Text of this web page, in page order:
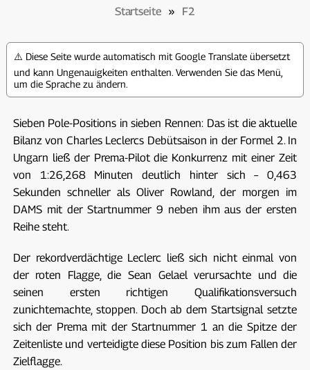
Startseite » F2
⚠️ Diese Seite wurde automatisch mit Google Translate übersetzt
und kann Ungenauigkeiten enthalten. Verwenden Sie das Menü,
um die Sprache zu ändern.
Sieben Pole-Positions in sieben Rennen: Das ist die aktuelle
Bilanz von Charles Leclercs Debütsaison in der Formel 2. In
Ungarn ließ der Prema-Pilot die Konkurrenz mit einer Zeit
von 1:26,268 Minuten deutlich hinter sich – 0,463
Sekunden schneller als Oliver Rowland, der morgen im
DAMS mit der Startnummer 9 neben ihm aus der ersten
Reihe steht.
Der rekordverdächtige Leclerc ließ sich nicht einmal von
der roten Flagge, die Sean Gelael verursachte und die
seinen ersten richtigen Qualifikationsversuch
zunichtemachte, stoppen. Doch ab dem Startsignal setzte
sich der Prema mit der Startnummer 1 an die Spitze der
Zeitenliste und verteidigte diese Position bis zum Fallen der
Zielflagge.